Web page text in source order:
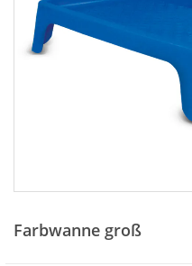
der
Farbwanne groß